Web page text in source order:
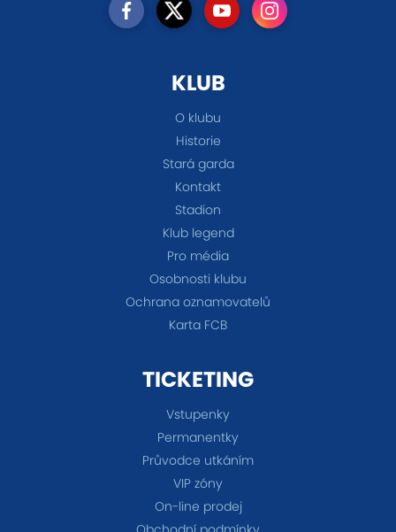
KLUB
O klubu
Historie
Stará garda
Kontakt
Stadion
Klub legend
Pro média
Osobnosti klubu
Ochrana oznamovatelů
Karta FCB
TICKETING
Vstupenky
Permanentky
Průvodce utkáním
VIP zóny
On-line prodej